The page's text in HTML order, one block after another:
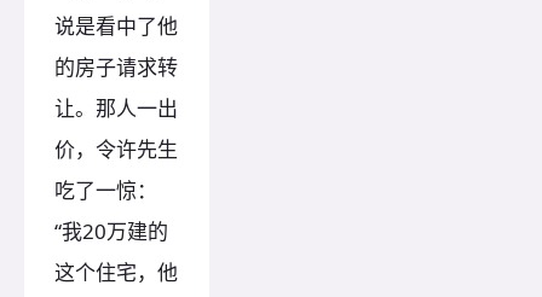
说是看中了他
的房子请求转
让。那人一出
价，令许先生
吃了一惊：
“我20万建的
这个住宅，他